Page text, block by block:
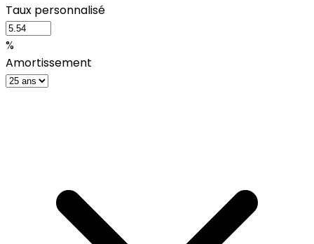
Taux personnalisé
%
Amortissement